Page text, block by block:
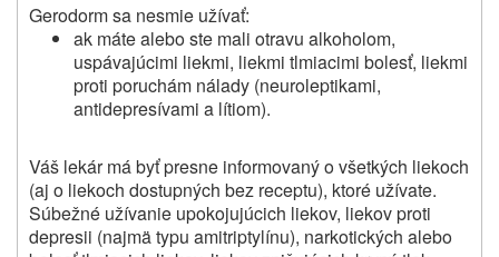
Gerodorm sa nesmie užívať:
ak máte alebo ste mali otravu alkoholom,
uspávajúcimi liekmi, liekmi tlmiacimi bolesť, liekmi
proti poruchám nálady (neuroleptikami,
antidepresívami a lítiom).
Váš lekár má byť presne informovaný o všetkých liekoch
(aj o liekoch dostupných bez receptu), ktoré užívate.
Súbežné užívanie upokojujúcich liekov, liekov proti
depresii (najmä typu amitriptylínu), narkotických alebo